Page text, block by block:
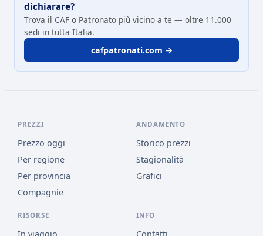
dichiarare?
Trova il CAF o Patronato più vicino a te — oltre 11.000
sedi in tutta Italia.
cafpatronati.com →
PREZZI
Prezzo oggi
Per regione
Per provincia
Compagnie
ANDAMENTO
Storico prezzi
Stagionalità
Grafici
RISORSE INFO